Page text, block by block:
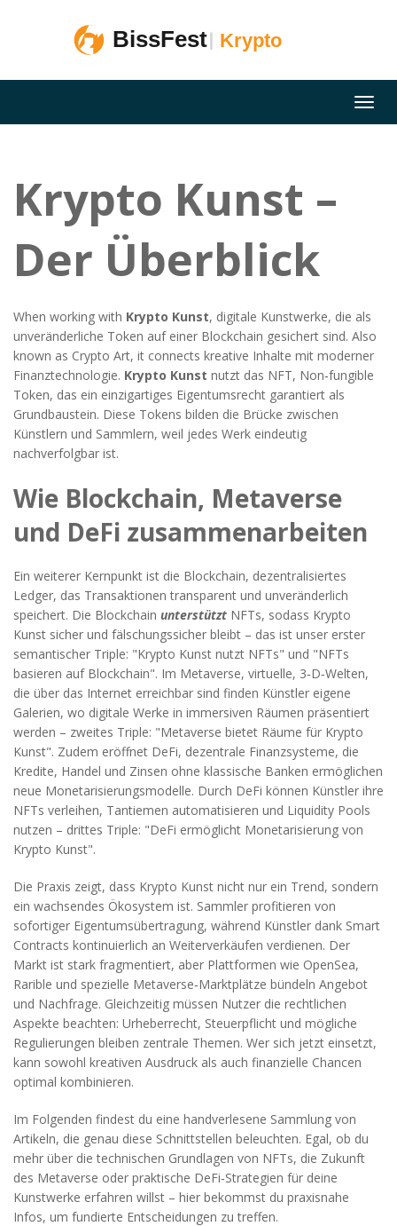
Krypto Kunst –
Der Überblick
When working with Krypto Kunst, digitale Kunstwerke, die als
unveränderliche Token auf einer Blockchain gesichert sind. Also
known as Crypto Art, it connects kreative Inhalte mit moderner
Finanztechnologie. Krypto Kunst nutzt das NFT, Non‑fungible
Token, das ein einzigartiges Eigentumsrecht garantiert als
Grundbaustein. Diese Tokens bilden die Brücke zwischen
Künstlern und Sammlern, weil jedes Werk eindeutig
nachverfolgbar ist.
Wie Blockchain, Metaverse
und DeFi zusammenarbeiten
Ein weiterer Kernpunkt ist die Blockchain, dezentralisiertes
Ledger, das Transaktionen transparent und unveränderlich
speichert. Die Blockchain unterstützt NFTs, sodass Krypto
Kunst sicher und fälschungssicher bleibt – das ist unser erster
semantischer Triple: "Krypto Kunst nutzt NFTs" und "NFTs
basieren auf Blockchain". Im Metaverse, virtuelle, 3‑D‑Welten,
die über das Internet erreichbar sind finden Künstler eigene
Galerien, wo digitale Werke in immersiven Räumen präsentiert
werden – zweites Triple: "Metaverse bietet Räume für Krypto
Kunst". Zudem eröffnet DeFi, dezentrale Finanzsysteme, die
Kredite, Handel und Zinsen ohne klassische Banken ermöglichen
neue Monetarisierungsmodelle. Durch DeFi können Künstler ihre
NFTs verleihen, Tantiemen automatisieren und Liquidity Pools
nutzen – drittes Triple: "DeFi ermöglicht Monetarisierung von
Krypto Kunst".
Die Praxis zeigt, dass Krypto Kunst nicht nur ein Trend, sondern
ein wachsendes Ökosystem ist. Sammler profitieren von
sofortiger Eigentumsübertragung, während Künstler dank Smart
Contracts kontinuierlich an Weiterverkäufen verdienen. Der
Markt ist stark fragmentiert, aber Plattformen wie OpenSea,
Rarible und spezielle Metaverse‑Marktplätze bündeln Angebot
und Nachfrage. Gleichzeitig müssen Nutzer die rechtlichen
Aspekte beachten: Urheberrecht, Steuerpflicht und mögliche
Regulierungen bleiben zentrale Themen. Wer sich jetzt einsetzt,
kann sowohl kreativen Ausdruck als auch finanzielle Chancen
optimal kombinieren.
Im Folgenden findest du eine handverlesene Sammlung von
Artikeln, die genau diese Schnittstellen beleuchten. Egal, ob du
mehr über die technischen Grundlagen von NFTs, die Zukunft
des Metaverse oder praktische DeFi‑Strategien für deine
Kunstwerke erfahren willst – hier bekommst du praxisnahe
Infos, um fundierte Entscheidungen zu treffen.